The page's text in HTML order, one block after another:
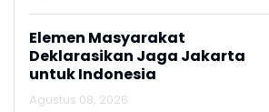
Elemen Masyarakat
Deklarasikan Jaga Jakarta
untuk Indonesia
Agustus 08, 2026